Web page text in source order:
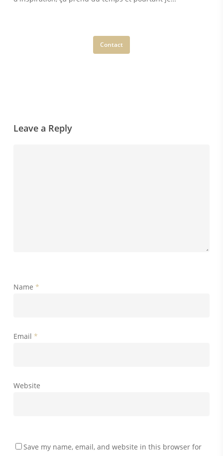
Contact
Leave a Reply
Name *
Email *
Website
Save my name, email, and website in this browser for